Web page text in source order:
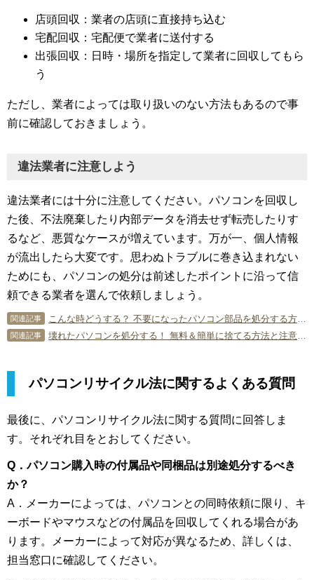
店頭回収：業者の店頭に直接持ち込む
宅配回収：宅配便で業者に送付する
出張回収：日時・場所を指定して業者に回収してもら
う
ただし、業者によっては取り扱いのない方法もあるので事
前に確認しておきましょう。
違法業者に注意しよう
違法業者には十分に注意してください。パソコンを回収し
た後、不法廃棄したり内部データを消去せず転売したりす
るなど、悪質なケースが増えています。万が一、個人情報
が流出したら大変です。思わぬトラブルに巻き込まれない
ためにも、パソコンの処分は前述したポイントに沿って信
頼できる業者を選んで依頼しましょう。
関連記事
関連記事
パソコンリサイクル法に関するよくある質問
最後に、パソコンリサイクル法に関する質問に回答しま
す。それぞれ目をとおしてください。
Q．パソコン購入時の付属品や同梱品は別途処分するべき
か？
A．メーカーによっては、パソコンとの同時依頼に限り、キ
ーボードやマウスなどの付属品を回収してくれる場合があ
ります。メーカーによって対応が異なるため、詳しくは、
担当窓口に確認してください。